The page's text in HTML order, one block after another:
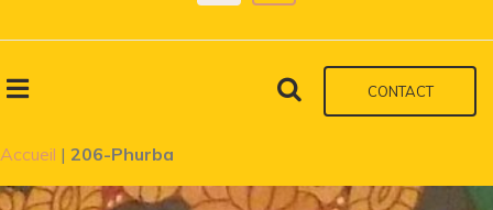
CONTACT
Accueil | 206-Phurba